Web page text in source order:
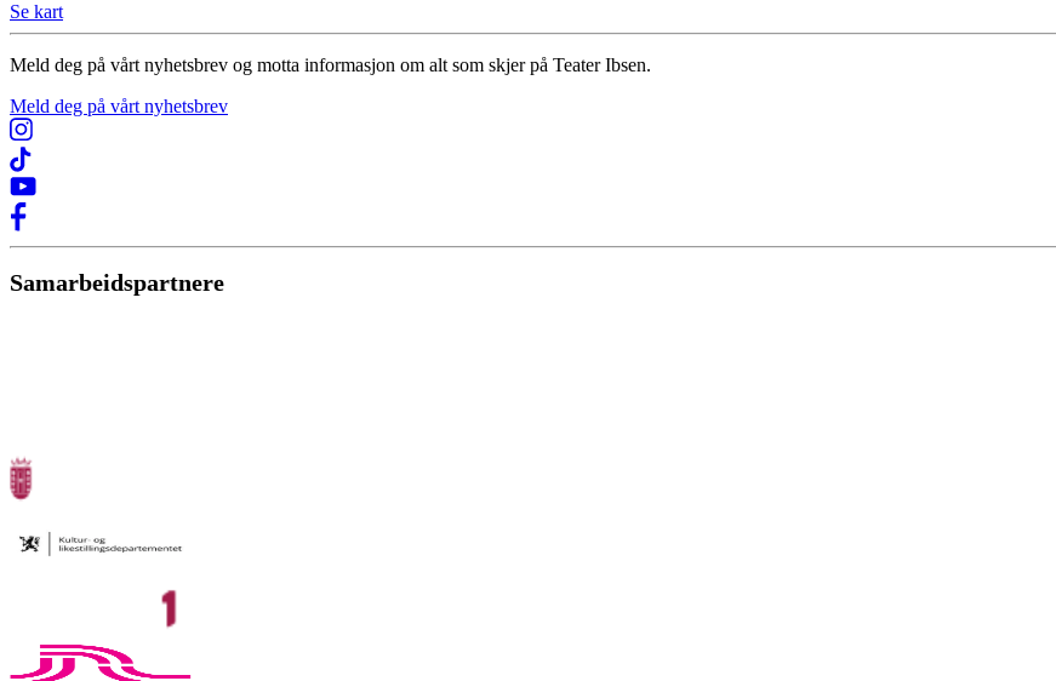
Se kart
Meld deg på vårt nyhetsbrev og motta informasjon om alt som skjer på Teater Ibsen.
Meld deg på vårt nyhetsbrev
Samarbeidspartnere